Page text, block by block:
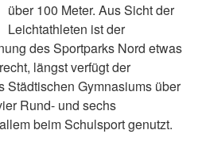
über 100 Meter. Aus Sicht der
Leichtathleten ist der
des Sportparks Nord etwas
längst verfügt der
Städtischen Gymnasiums über
Rund- und sechs
beim Schulsport genutzt.